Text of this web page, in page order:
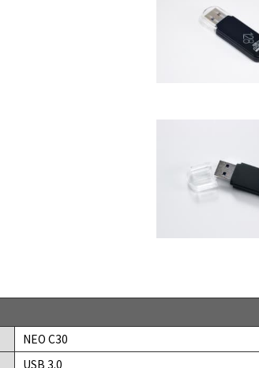
NEO C30
USB 3.0